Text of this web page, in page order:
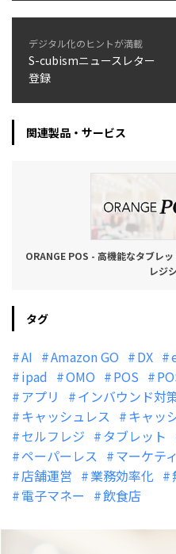
デジタル化のヒントが満載
S-cubismニュースレター
登録
関連製品・サービス
ORANGE POS - 高機能なタブレ
レジ
タグ
AI Amazon GO DX
ipad
OMO POS
アプリ
インバウンド対
キャッシュレス
キャッ
セルフレジ
タブレット
ペーパーレス
マーケテ
店舗運営
業務効率化
電子マネー
飲食店